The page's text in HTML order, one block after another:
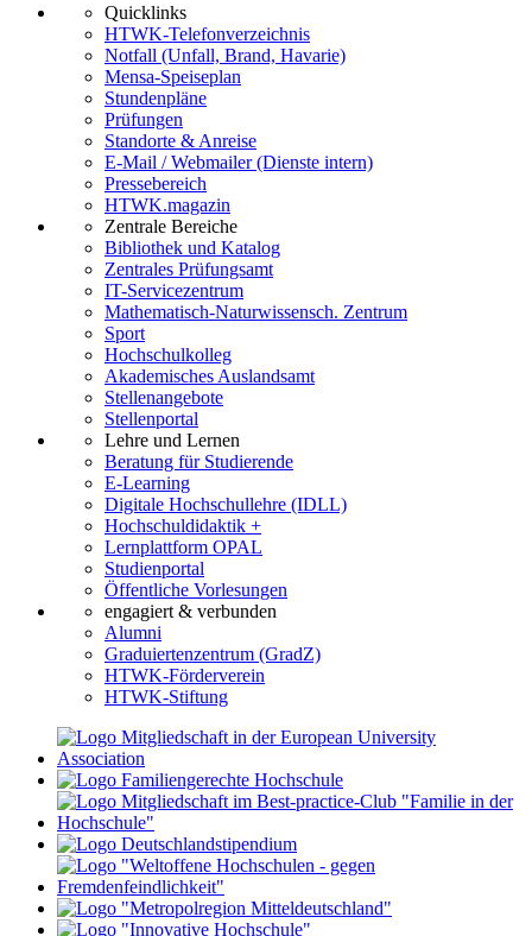
Quicklinks
HTWK-Telefonverzeichnis
Notfall (Unfall, Brand, Havarie)
Mensa-Speiseplan
Stundenpläne
Prüfungen
Standorte & Anreise
E-Mail / Webmailer (Dienste intern)
Pressebereich
HTWK.magazin
Zentrale Bereiche
Bibliothek und Katalog
Zentrales Prüfungsamt
IT-Servicezentrum
Mathematisch-Naturwissensch. Zentrum
Sport
Hochschulkolleg
Akademisches Auslandsamt
Stellenangebote
Stellenportal
Lehre und Lernen
Beratung für Studierende
E-Learning
Digitale Hochschullehre (IDLL)
Hochschuldidaktik +
Lernplattform OPAL
Studienportal
Öffentliche Vorlesungen
engagiert & verbunden
Alumni
Graduiertenzentrum (GradZ)
HTWK-Förderverein
HTWK-Stiftung